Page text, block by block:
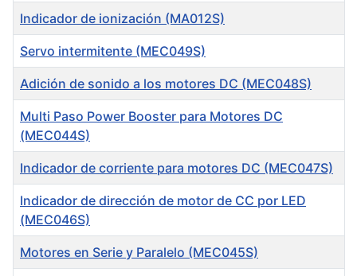
Indicador de ionización (MA012S)
Servo intermitente (MEC049S)
Adición de sonido a los motores DC (MEC048S)
Multi Paso Power Booster para Motores DC
(MEC044S)
Indicador de corriente para motores DC (MEC047S)
Indicador de dirección de motor de CC por LED
(MEC046S)
Motores en Serie y Paralelo (MEC045S)